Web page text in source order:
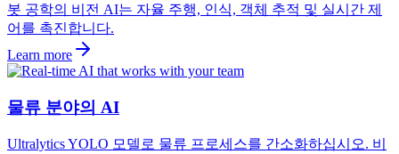
봇 공학의 비전 AI는 자율 주행, 인식, 객체 추적 및 실시간 제
어를 촉진합니다.
Learn more
물류 분야의 AI
Ultralytics YOLO 모델로 물류 프로세스를 간소화하십시오. 비